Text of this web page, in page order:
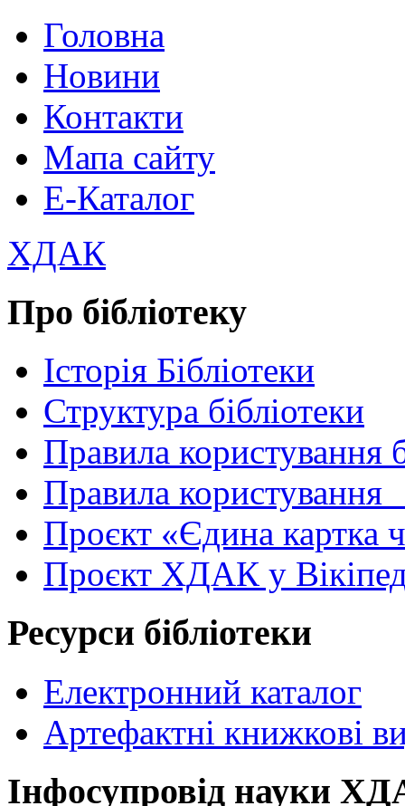
Головна
Новини
Контакти
Мапа сайту
Е-Каталог
ХДАК
Про бібліотеку
Історія Бібліотеки
Структура бібліотеки
Правила користування
Правила
Проєкт «Єдина картка
Проєкт ХДАК у
Ресурси бібліотеки
Електронний каталог
Артефактні книжкові
Інфосупровід науки